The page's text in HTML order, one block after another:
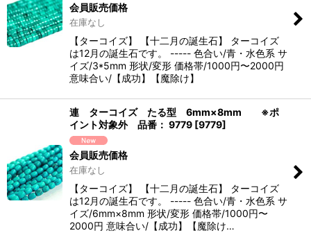
会員販売価格
在庫なし
【ターコイズ】 【十二月の誕生石】 ターコイズ
は12月の誕生石です。 ----- 色合い/青・水色系 サ
イズ/3*5mm 形状/変形 価格帯/1000円〜2000円
意味合い/【成功】【魔除け】
連 ターコイズ たる型 6mm×8mm ※ポ
イント対象外 品番： 9779 [9779]
会員販売価格
在庫なし
【ターコイズ】 【十二月の誕生石】 ターコイズ
は12月の誕生石です。 ----- 色合い/青・水色系 サ
イズ/6mm×8mm 形状/変形 価格帯/1000円〜
2000円 意味合い/【成功】【魔除け…